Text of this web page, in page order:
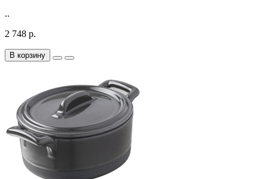
..
2 748 р.
В корзину